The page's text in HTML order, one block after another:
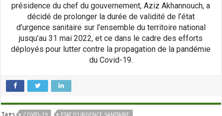
présidence du chef du gouvernement, Aziz Akhannouch, a
décidé de prolonger la durée de validité de l’état
d’urgence sanitaire sur l’ensemble du territoire national
jusqu’au 31 mai 2022, et ce dans le cadre des efforts
déployés pour lutter contre la propagation de la pandémie
du Covid-19.
Tags COVID-19 ETAT D'URGENCE SANITAIRE